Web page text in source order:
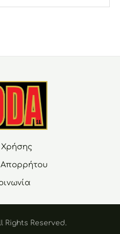
Απορρήτου
Rights Reserved.